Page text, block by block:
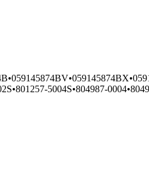
•059145874BV•059145874BX•
•801257-5004S•804987-0004•